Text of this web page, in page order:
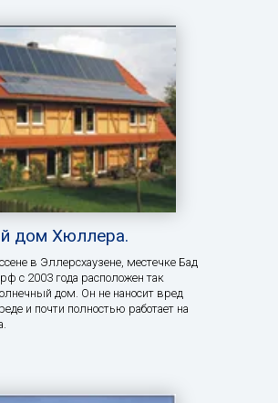
дом Хюллера.
в Эллерсхаузене, местечке Бад
с 2003 года расположен так
дом. Он не наносит вред
и почти полностью работает на